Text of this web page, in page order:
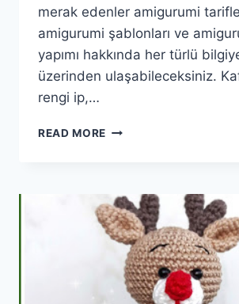
merak edenler amigurumi
amigurumi şablonları ve
yapımı hakkında her türlü
üzerinden ulaşabileceksiniz.
rengi ip,…
READ MORE AMIGURUMI
MOUSE
PATTERN
YAPILIŞI